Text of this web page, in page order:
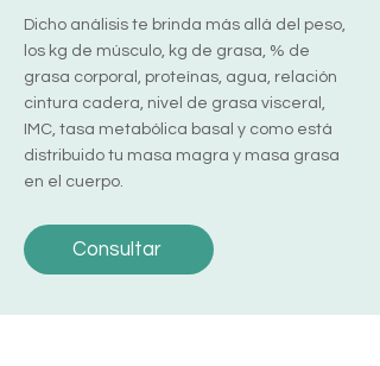
Dicho análisis te brinda más allá del peso,
los kg de músculo, kg de grasa, % de
grasa corporal, proteínas, agua, relación
cintura cadera, nivel de grasa visceral,
IMC, tasa metabólica basal y como está
distribuido tu masa magra y masa grasa
en el cuerpo.
Consultar